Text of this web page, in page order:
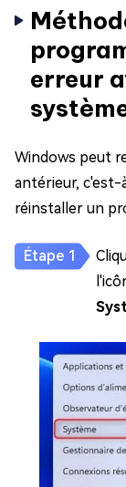
erreur
Windows peut
antérieur, c'est-
réinstaller un